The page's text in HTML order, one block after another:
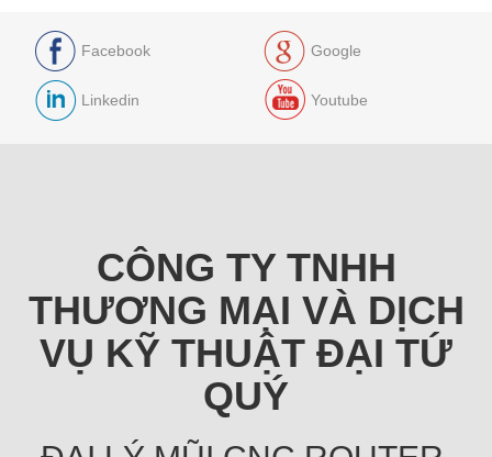
Facebook Google
Linkedin Youtube
CÔNG TY TNHH
THƯƠNG MẠI VÀ DỊCH
VỤ KỸ THUẬT ĐẠI TỨ
QUÝ